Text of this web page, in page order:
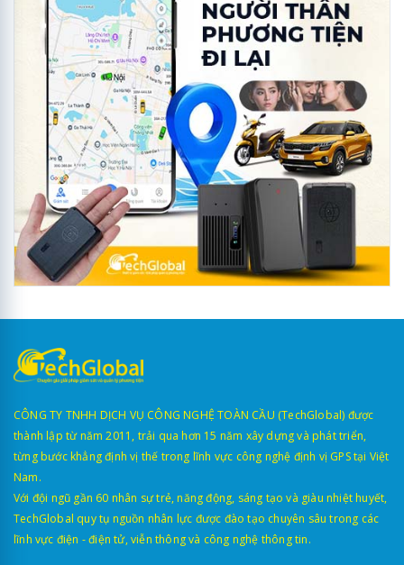
CÔNG TY TNHH DỊCH VỤ CÔNG NGHỆ TOÀN CẦU (TechGlobal) được
thành lập từ năm 2011, trải qua hơn 15 năm xây dựng và phát triển,
từng bước khẳng định vị thế trong lĩnh vực công nghệ định vị GPS tại Việt
Nam.
Với đội ngũ gần 60 nhân sự trẻ, năng động, sáng tạo và giàu nhiệt huyết,
TechGlobal quy tụ nguồn nhân lực được đào tạo chuyên sâu trong các
lĩnh vực điện - điện tử, viễn thông và công nghệ thông tin.